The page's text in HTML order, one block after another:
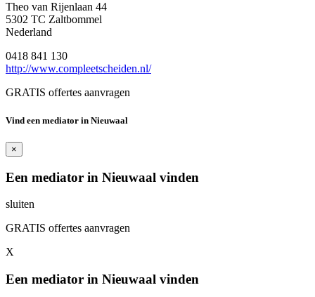
Theo van Rijenlaan 44
5302 TC Zaltbommel
Nederland
0418 841 130
http://www.compleetscheiden.nl/
GRATIS offertes aanvragen
Vind een mediator in Nieuwaal
×
Een mediator in Nieuwaal vinden
sluiten
GRATIS offertes aanvragen
X
Een mediator in Nieuwaal vinden